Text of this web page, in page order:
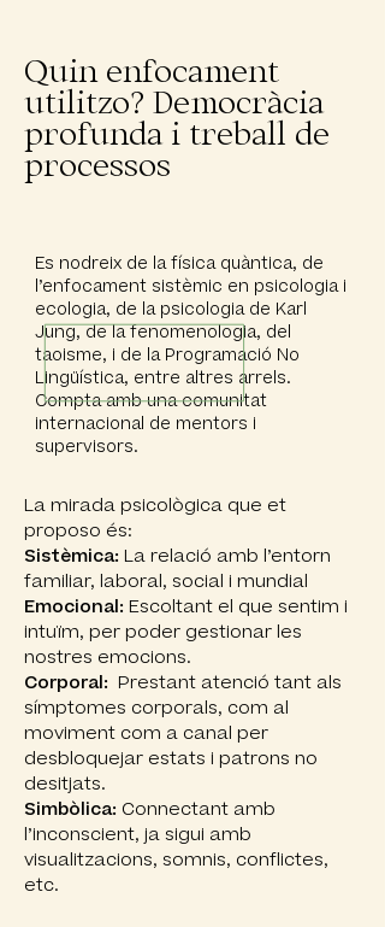
Quin enfocament
utilitzo? Democràcia
profunda i treball de
processos
La mirada psicològica que et
proposo és:
Sistèmica: La relació amb l’entorn
familiar, laboral, social i mundial
Emocional: Escoltant el que sentim i
intuïm, per poder gestionar les
nostres emocions.
Corporal: Prestant atenció tant als
símptomes corporals, com al
moviment com a canal per
desbloquejar estats i patrons no
desitjats.
Simbòlica: Connectant amb
l’inconscient, ja sigui amb
visualitzacions, somnis, conflictes,
etc.
Es nodreix de la física quàntica, de
l’enfocament sistèmic en psicologia i
ecologia, de la psicologia de Karl
Jung, de la fenomenologia, del
taoisme, i de la Programació No
Lingüística, entre altres arrels.
Compta amb una comunitat
internacional de mentors i
supervisors.